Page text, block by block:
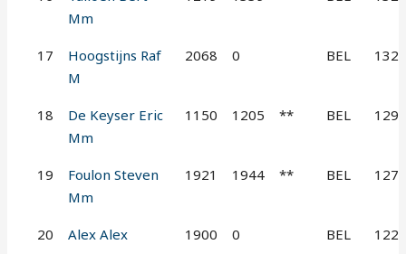
Mm
17
Hoogstijns Raf
M
2068 0 BEL 132
18
De Keyser Eric
Mm
1150 1205 ** BEL 129
19
Foulon Steven
Mm
1921 1944 ** BEL 127
20 Alex Alex 1900 0 BEL 122